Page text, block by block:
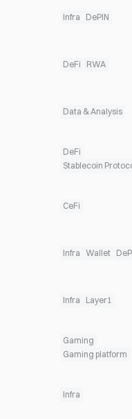
Infra DePIN
DeFi RWA
Data & Analysis
DeFi
Stablecoin
CeFi
Infra Wallet
Infra Layer1
Gaming
Gaming platform
Infra